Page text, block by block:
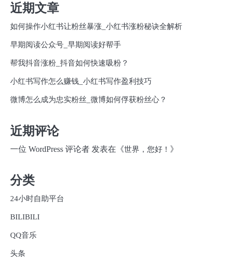
近期文章
如何操作小红书让粉丝暴涨_小红书涨粉秘诀全解析
早期阅读公众号_早期阅读好帮手
帮我抖音涨粉_抖音如何快速吸粉？
小红书写作怎么赚钱_小红书写作盈利技巧
微博怎么成为忠实粉丝_微博如何俘获粉丝心？
近期评论
一位 WordPress 评论者 发表在《世界，您好！ 》
分类
24小时自助平台
BILIBILI
QQ音乐
头条